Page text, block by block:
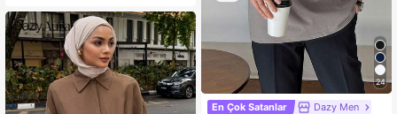
24
En Çok Satanlar Dazy Men